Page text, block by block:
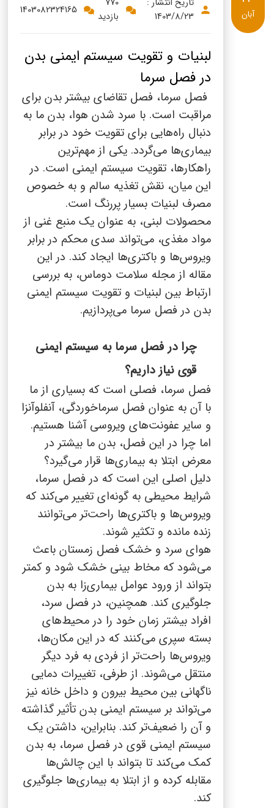
سینما دوماس
دانستنی های سلامت
گالری تصاویر
English
Russian
Arabic
Turkish
1403/8/23
بازدید
1403082324165 آبان
لبنیات و تقویت سیستم ایمنی بدن
در فصل سرما
فصل سرما، فصل تقاضای بیشتر بدن برای
مراقبت است. با سرد شدن هوا، بدن ما به
دنبال راه‌هایی برای تقویت خود در برابر
بیماری‌ها می‌گردد. یکی از مهم‌ترین
راهکارها، تقویت سیستم ایمنی است. در
این میان، نقش تغذیه سالم و به خصوص
مصرف لبنیات بسیار پررنگ است.
محصولات لبنی، به عنوان یک منبع غنی از
مواد مغذی، می‌تواند سدی محکم در برابر
ویروس‌ها و باکتری‌ها ایجاد کند. در این
مقاله از مجله سلامت دوماس، به بررسی
ارتباط بین لبنیات و تقویت سیستم ایمنی
بدن در فصل سرما می‌پردازیم.
چرا در فصل سرما به سیستم ایمنی
قوی نیاز داریم؟
فصل سرما، فصلی است که بسیاری از ما
با آن به عنوان فصل سرماخوردگی، آنفلوآنزا
و سایر عفونت‌های ویروسی آشنا هستیم.
اما چرا در این فصل، بدن ما بیشتر در
معرض ابتلا به بیماری‌ها قرار می‌گیرد؟
دلیل اصلی این است که در فصل سرما،
شرایط محیطی به گونه‌ای تغییر می‌کند که
ویروس‌ها و باکتری‌ها راحت‌تر می‌توانند
زنده مانده و تکثیر شوند.
هوای سرد و خشک فصل زمستان باعث
می‌شود که مخاط بینی خشک شود و کمتر
بتواند از ورود عوامل بیماری‌زا به بدن
جلوگیری کند. همچنین، در فصل سرد،
افراد بیشتر زمان خود را در محیط‌های
بسته سپری می‌کنند که در این مکان‌ها،
ویروس‌ها راحت‌تر از فردی به فرد دیگر
منتقل می‌شوند. از طرفی، تغییرات دمایی
ناگهانی بین محیط بیرون و داخل خانه نیز
می‌تواند بر سیستم ایمنی بدن تأثیر گذاشته
و آن را ضعیف‌تر کند. بنابراین، داشتن یک
سیستم ایمنی قوی در فصل سرما، به بدن
کمک می‌کند تا بتواند با این چالش‌ها
مقابله کرده و از ابتلا به بیماری‌ها جلوگیری
کند.